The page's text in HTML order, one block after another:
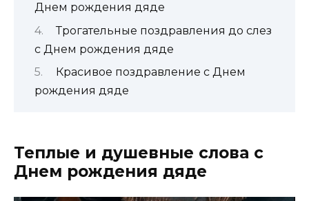
Днем рождения дяде
Трогательные поздравления до слез
с Днем рождения дяде
Красивое поздравление с Днем
рождения дяде
Теплые и душевные слова с
Днем рождения дяде